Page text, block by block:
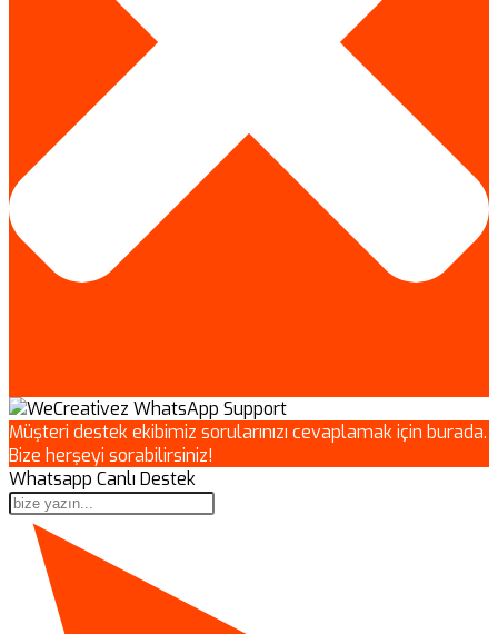
Müşteri destek ekibimiz sorularınızı cevaplamak için burada.
Bize herşeyi sorabilirsiniz!
Whatsapp Canlı Destek